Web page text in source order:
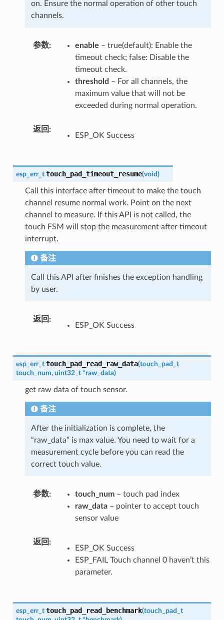
on. Ensure the normal operation of other touch
channels.
参数 enable – true(default): Enable the
timeout check; false: Disable the
timeout check.
threshold – For all channels, the
maximum value that will not be
exceeded during normal operation.
返回
ESP_OK Success
esp_err_t touch_pad_timeout_resume(void)
Call this interface after timeout to make the touch
channel resume normal work. Point on the next
channel to measure. If this API is not called, the
touch FSM will stop the measurement after timeout
interrupt.
备注
Call this API after finishes the exception handling
by user.
返回
ESP_OK Success
esp_err_t touch_pad_read_raw_data(touch_pad_t
touch_num, uint32_t *raw_data)
get raw data of touch sensor.
备注
After the initialization is complete, the
“raw_data” is max value. You need to wait for a
measurement cycle before you can read the
correct touch value.
参数 touch_num– touch pad index
raw_data– pointer to accept touch
sensor value
返回
ESP_OK Success
ESP_FAIL Touch channel 0 haven’t this
parameter.
esp_err_t touch_pad_read_benchmark(touch_pad_t